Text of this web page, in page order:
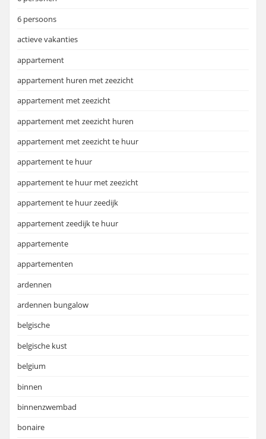
6 persoons
actieve vakanties
appartement
appartement huren met zeezicht
appartement met zeezicht
appartement met zeezicht huren
appartement met zeezicht te huur
appartement te huur
appartement te huur met zeezicht
appartement te huur zeedijk
appartement zeedijk te huur
appartemente
appartementen
ardennen
ardennen bungalow
belgische
belgische kust
belgium
binnen
binnenzwembad
bonaire